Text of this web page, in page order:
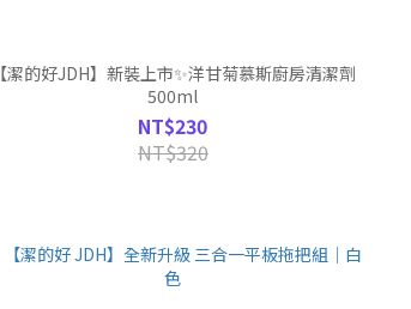
【潔的好JDH】新裝上市✨洋甘菊慕斯廚房清潔劑
500ml
NT$230
NT$320